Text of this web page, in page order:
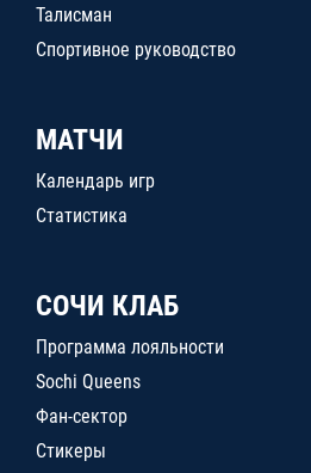
Талисман
Спортивное руководство
МАТЧИ
Календарь игр
Статистика
СОЧИ КЛАБ
Программа лояльности
Sochi Queens
Фан-сектор
Стикеры